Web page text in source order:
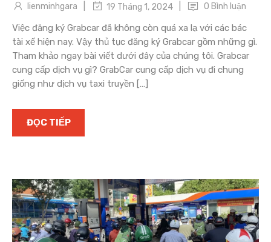
lienminhgara 19 Tháng 1, 2024 0 Bình luận
Việc đăng ký Grabcar đã không còn quá xa lạ với các bác
tài xế hiện nay. Vậy thủ tục đăng ký Grabcar gồm những gì.
Tham khảo ngay bài viết dưới đây của chúng tôi. Grabcar
cung cấp dịch vụ gì? GrabCar cung cấp dịch vụ đi chung
giống như dịch vụ taxi truyền […]
ĐỌC TIẾP